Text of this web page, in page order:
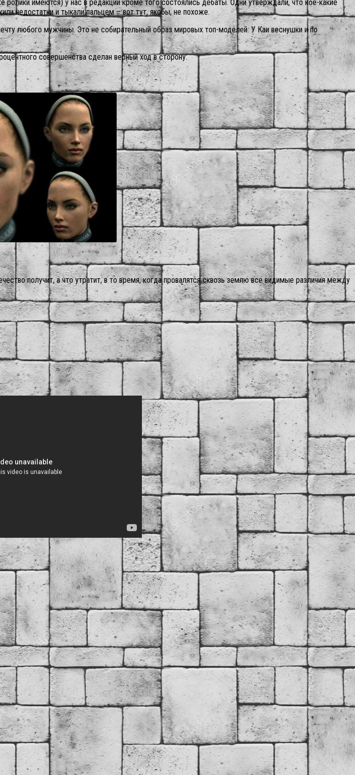
имеются) у нас в редакции кроме того состоялись дебаты. Одни утверждали, что кое-какие
недостатки и тыкали пальцем – вот тут, якобы, не похоже.
любого мужчины. Это не собирательный образ мировых топ-моделей. У Каи веснушки и по
совершенства сделан верный ход в сторону.
получит, а что утратит, в то время, когда провалятся сквозь землю все видимые различия между